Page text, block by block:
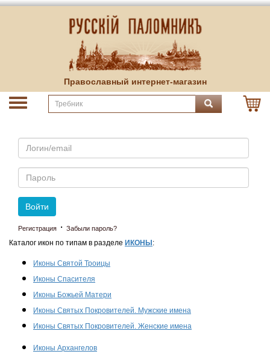
Православный интернет-магазин
Email
Пароль
Войти
Регистрация · Забыли пароль?
Каталог икон по типам в разделе ИКОНЫ :
Иконы Святой Троицы
Иконы Спасителя
Иконы Божьей Матери
Иконы Святых Покровителей. Мужские имена
Иконы Святых Покровителей. Женские имена
Иконы Архангелов